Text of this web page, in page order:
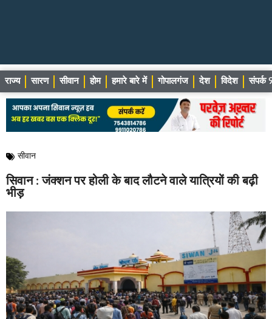
राज्य सारण सीवान होम हमारे बारे में गोपालगंज देश विदेश संपर्क
सीवान
सिवान : जंक्शन पर होली के बाद लौटने वाले यात्रियों की बढ़ी
भीड़